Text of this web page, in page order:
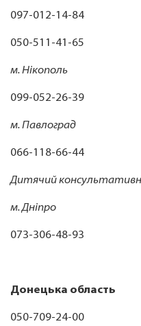
097-012-14-84
050-511-41-65
м. Нікополь
099-052-26-39
м. Павлоград
066-118-66-44
Дитячий
м. Дніпро
073-306-48-93
Донецька область
050-709-24-00